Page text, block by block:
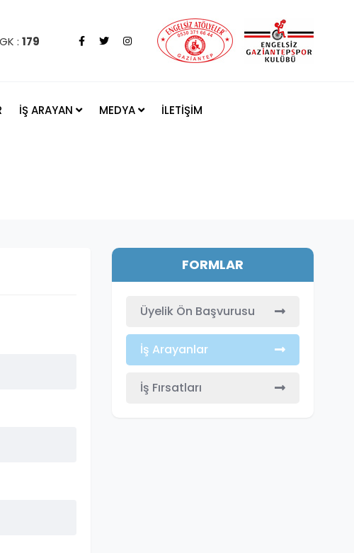
: 179
İŞ ARAYAN MEDYA İLETİŞİM
FORMLAR
Üyelik Ön Başvurusu
İş Arayanlar
İş Fırsatları